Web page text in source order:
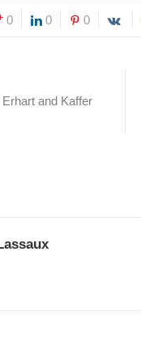
0 0 0
and Kaffer